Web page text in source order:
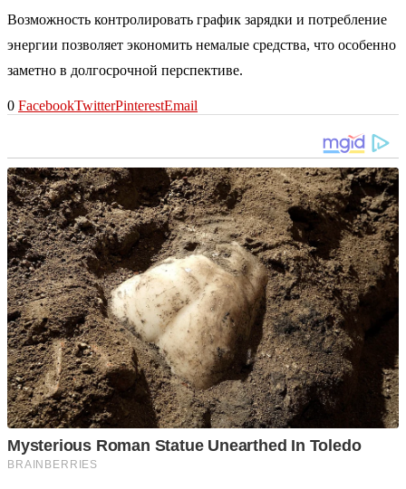
Возможность контролировать график зарядки и потребление
энергии позволяет экономить немалые средства, что особенно
заметно в долгосрочной перспективе.
0 FacebookTwitterPinterestEmail